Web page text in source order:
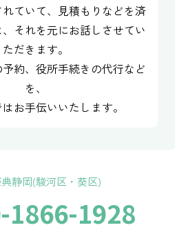
ていて、見積もりなどを済
それを元にお話しさせてい
ただきます。
約、役所手続きの代行など
を、
お手伝いいたします。
静岡(駿河区・葵区)
1866-1928